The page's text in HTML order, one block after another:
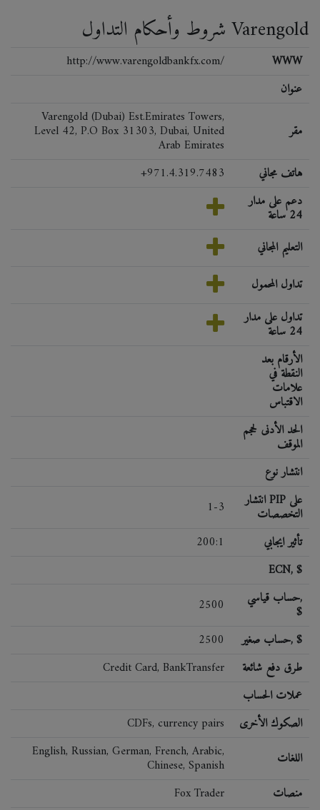
شروط وأحكام التداول Varengold
http://www.varengoldbankfx.com/
WWW
عنوان
Varengold (Dubai) Est.Emirates Towers,
Level 42, P.O Box 31303, Dubai, United
Arab Emirates
مقر
+971.4.319.7483
هاتف مجاني
دعم على مدار
24 ساعة
التعليم المجاني
تداول المحمول
تداول على مدار
24 ساعة
الأرقام بعد
النقطة في
علامات
الاقتباس
الحد الأدنى لحجم
الموقف
انتشار نوع
1-3
انتشار PIP على
التخصصات
200:1
تأثير ايجابي
ECN, $
2500
حساب قياسي,
$
2500
حساب صغير, $
Credit Card, BankTransfer
طرق دفع شائعة
عملات الحساب
CDFs, currency pairs
الصكوك الأخرى
English, Russian, German, French, Arabic,
Chinese, Spanish
اللغات
Fox Trader
منصات